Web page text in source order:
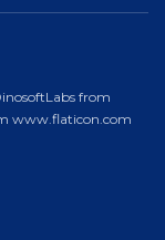
from
www.flaticon.com